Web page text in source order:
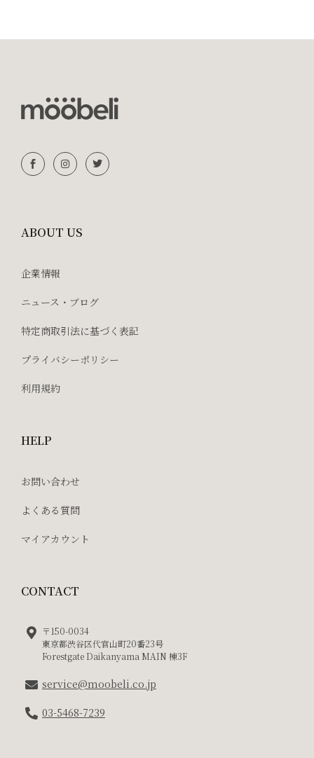
ABOUT US
企業情報
ニュース・ブログ
特定商取引法に基づく表記
プライバシーポリシー
利用規約
HELP
お問い合わせ
よくある質問
マイアカウント
CONTACT
〒150-0034
東京都渋谷区代官山町20番23号
Forestgate Daikanyama MAIN 棟3F
service@moobeli.co.jp
03-5468-7239